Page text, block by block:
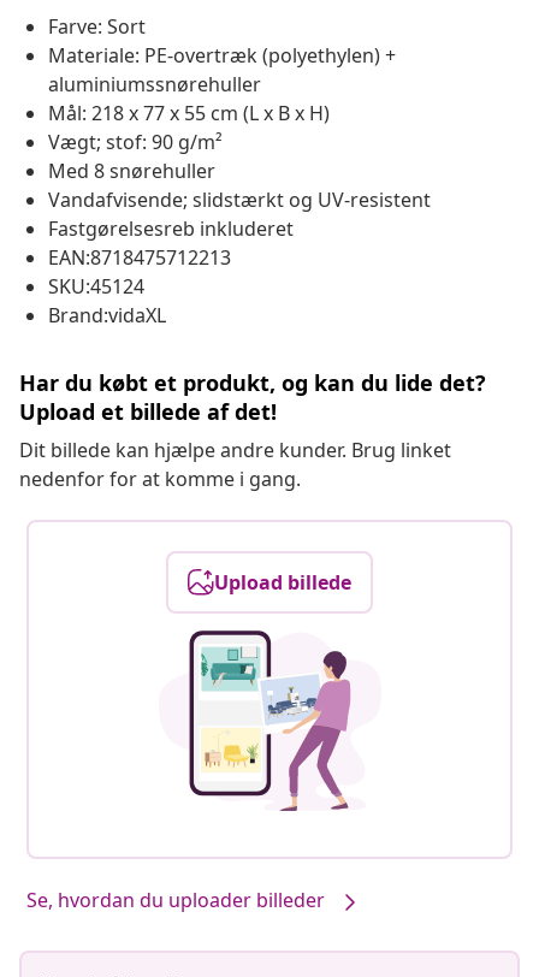
Farve: Sort
Materiale: PE-overtræk (polyethylen) +
aluminiumssnørehuller
Mål: 218 x 77 x 55 cm (L x B x H)
Vægt; stof: 90 g/m²
Med 8 snørehuller
Vandafvisende; slidstærkt og UV-resistent
Fastgørelsesreb inkluderet
EAN:8718475712213
SKU:45124
Brand:vidaXL
Har du købt et produkt, og kan du lide det?
Upload et billede af det!
Dit billede kan hjælpe andre kunder. Brug linket
nedenfor for at komme i gang.
Upload billede
Se, hvordan du uploader billeder